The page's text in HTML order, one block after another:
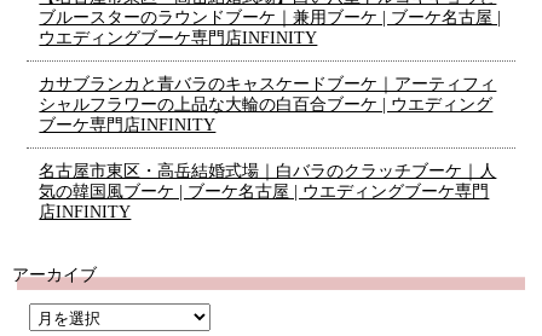
ブルースターのラウンドブーケ｜兼用ブーケ | ブーケ名古屋 |
ウエディングブーケ専門店INFINITY
カサブランカと青バラのキャスケードブーケ｜アーティフィ
シャルフラワーの上品な大輪の白百合ブーケ | ウエディング
ブーケ専門店INFINITY
名古屋市東区・高岳結婚式場｜白バラのクラッチブーケ｜人
気の韓国風ブーケ | ブーケ名古屋 | ウエディングブーケ専門
店INFINITY
アーカイブ